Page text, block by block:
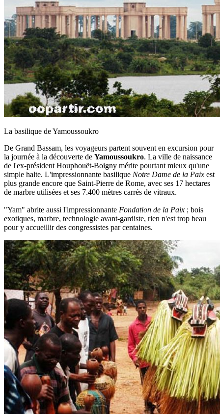
La basilique de Yamoussoukro
De Grand Bassam, les voyageurs partent souvent en excursion pour
la journée à la découverte de Yamoussoukro. La ville de naissance
de l'ex-président Houphouët-Boigny mérite pourtant mieux qu'une
simple halte. L'impressionnante basilique Notre Dame de la Paix est
plus grande encore que Saint-Pierre de Rome, avec ses 17 hectares
de marbre utilisées et ses 7.400 mètres carrés de vitraux.
"Yam" abrite aussi l'impressionnante Fondation de la Paix ; bois
exotiques, marbre, technologie avant-gardiste, rien n'est trop beau
pour y accueillir des congressistes par centaines.